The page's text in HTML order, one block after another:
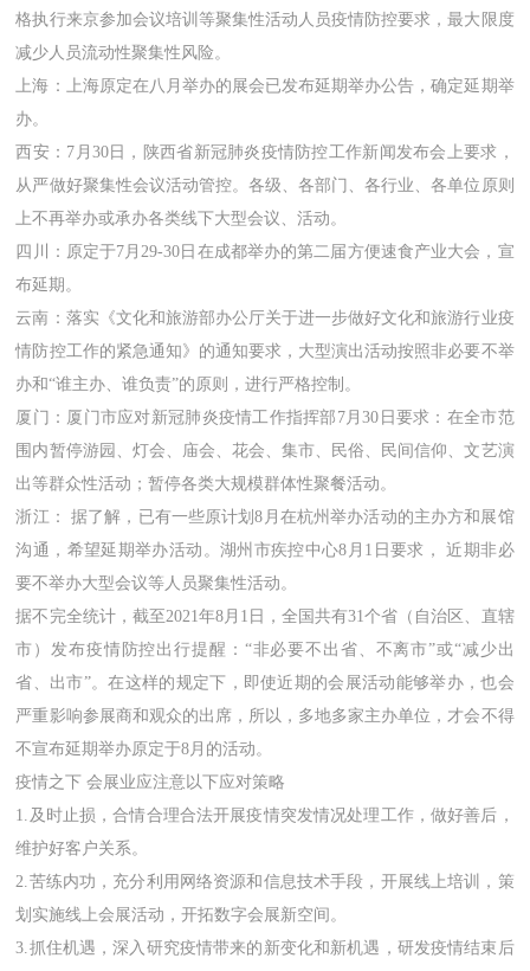
格执行来京参加会议培训等聚集性活动人员疫情防控要求，最大限度
减少人员流动性聚集性风险。
上海：上海原定在八月举办的展会已发布延期举办公告，确定延期举
办。
西安：7月30日，陕西省新冠肺炎疫情防控工作新闻发布会上要求，
从严做好聚集性会议活动管控。各级、各部门、各行业、各单位原则
上不再举办或承办各类线下大型会议、活动。
四川：原定于7月29-30日在成都举办的第二届方便速食产业大会，宣
布延期。
云南：落实《文化和旅游部办公厅关于进一步做好文化和旅游行业疫
情防控工作的紧急通知》的通知要求，大型演出活动按照非必要不举
办和“谁主办、谁负责”的原则，进行严格控制。
厦门：厦门市应对新冠肺炎疫情工作指挥部7月30日要求：在全市范
围内暂停游园、灯会、庙会、花会、集市、民俗、民间信仰、文艺演
出等群众性活动；暂停各类大规模群体性聚餐活动。
浙江： 据了解，已有一些原计划8月在杭州举办活动的主办方和展馆
沟通，希望延期举办活动。湖州市疾控中心8月1日要求， 近期非必
要不举办大型会议等人员聚集性活动。
据不完全统计，截至2021年8月1日，全国共有31个省（自治区、直辖
市）发布疫情防控出行提醒：“非必要不出省、不离市”或“减少出
省、出市”。在这样的规定下，即使近期的会展活动能够举办，也会
严重影响参展商和观众的出席，所以，多地多家主办单位，才会不得
不宣布延期举办原定于8月的活动。
疫情之下 会展业应注意以下应对策略
1.及时止损，合情合理合法开展疫情突发情况处理工作，做好善后，
维护好客户关系。
2.苦练内功，充分利用网络资源和信息技术手段，开展线上培训，策
划实施线上会展活动，开拓数字会展新空间。
3.抓住机遇，深入研究疫情带来的新变化和新机遇，研发疫情结束后